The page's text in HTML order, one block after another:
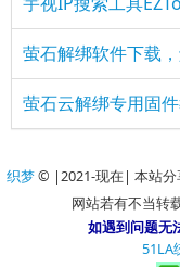
萤石解绑软件下载
萤石云解绑专用固
织梦© |2021-现在| 本站分
网站若有不当转
如遇到问题无
51LA